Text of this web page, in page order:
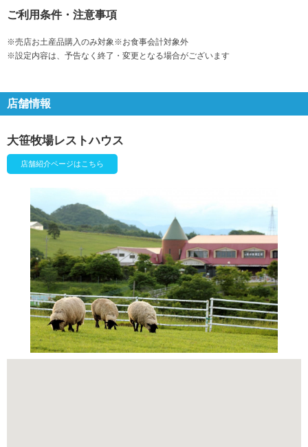
ご利用条件・注意事項
※売店お土産品購入のみ対象※お食事会計対象外
※設定内容は、予告なく終了・変更となる場合がございます
店舗情報
大笹牧場レストハウス
店舗紹介ページはこちら